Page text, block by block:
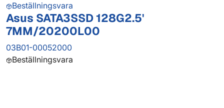
Beställningsvara
Asus SATA3SSD 128G2.5'
7MM/20200L00
03B01-00052000
Beställningsvara